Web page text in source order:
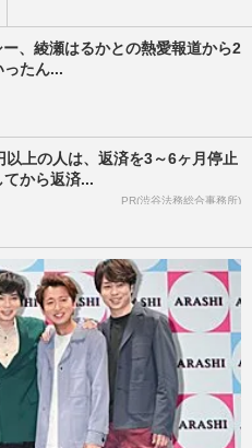
、綾瀬はるかとの熱愛報道から2
たん...
以上の人は、返済を3～6ヶ月停止
てから返済...
PR(渋谷法務総合事務所)